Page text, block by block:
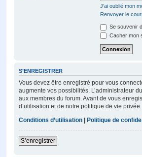
J’ai oublié mon
Renvoyer le
Se souvenir
Cacher mon
S’ENREGISTRER
Vous devez être enregistré pour vous
augmente vos possibilités. L’administrateur
aux membres du forum. Avant de vous
d’utilisation et de notre politique de vie
Conditions d’utilisation | Politique de
S’enregistrer